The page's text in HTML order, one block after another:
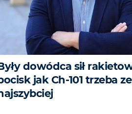
dowódca sił
jak Ch-101 trzeba